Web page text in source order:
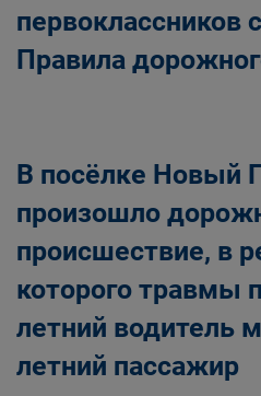
первоклассников
Правила
В посёлке Новый
произошло
происшествие, в
которого травмы
летний водитель
летний пассажир